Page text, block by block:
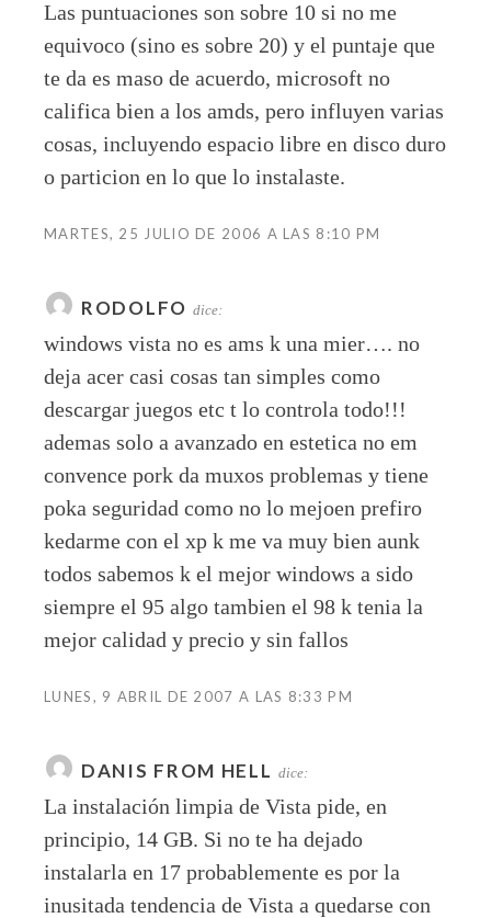
Las puntuaciones son sobre 10 si no me
equivoco (sino es sobre 20) y el puntaje que
te da es maso de acuerdo, microsoft no
califica bien a los amds, pero influyen varias
cosas, incluyendo espacio libre en disco duro
o particion en lo que lo instalaste.
MARTES, 25 JULIO DE 2006 A LAS 8:10 PM
RODOLFO dice:
windows vista no es ams k una mier…. no
deja acer casi cosas tan simples como
descargar juegos etc t lo controla todo!!!
ademas solo a avanzado en estetica no em
convence pork da muxos problemas y tiene
poka seguridad como no lo mejoen prefiro
kedarme con el xp k me va muy bien aunk
todos sabemos k el mejor windows a sido
siempre el 95 algo tambien el 98 k tenia la
mejor calidad y precio y sin fallos
LUNES, 9 ABRIL DE 2007 A LAS 8:33 PM
DANIS FROM HELL dice:
La instalación limpia de Vista pide, en
principio, 14 GB. Si no te ha dejado
instalarla en 17 probablemente es por la
inusitada tendencia de Vista a quedarse con